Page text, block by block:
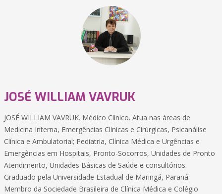
JOSÉ WILLIAM VAVRUK
JOSÉ WILLIAM VAVRUK. Médico Clínico. Atua nas áreas de
Medicina Interna, Emergências Clínicas e Cirúrgicas, Psicanálise
Clínica e Ambulatorial; Pediatria, Clínica Médica e Urgências e
Emergências em Hospitais, Pronto-Socorros, Unidades de Pronto
Atendimento, Unidades Básicas de Saúde e consultórios.
Graduado pela Universidade Estadual de Maringá, Paraná.
Membro da Sociedade Brasileira de Clínica Médica e Colégio